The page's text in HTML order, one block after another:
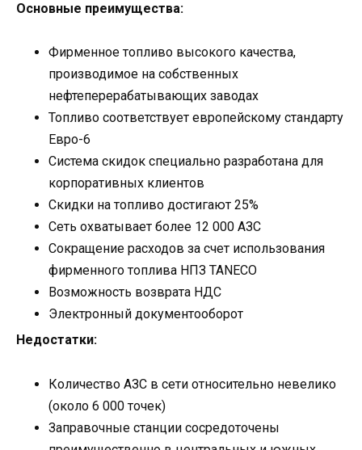
Основные преимущества:
Фирменное топливо высокого качества,
производимое на собственных
нефтеперерабатывающих заводах
Топливо соответствует европейскому стандарту
Евро-6
Система скидок специально разработана для
корпоративных клиентов
Скидки на топливо достигают 25%
Сеть охватывает более 12 000 АЗС
Сокращение расходов за счет использования
фирменного топлива НПЗ TANECO
Возможность возврата НДС
Электронный документооборот
Недостатки:
Количество АЗС в сети относительно невелико
(около 6 000 точек)
Заправочные станции сосредоточены